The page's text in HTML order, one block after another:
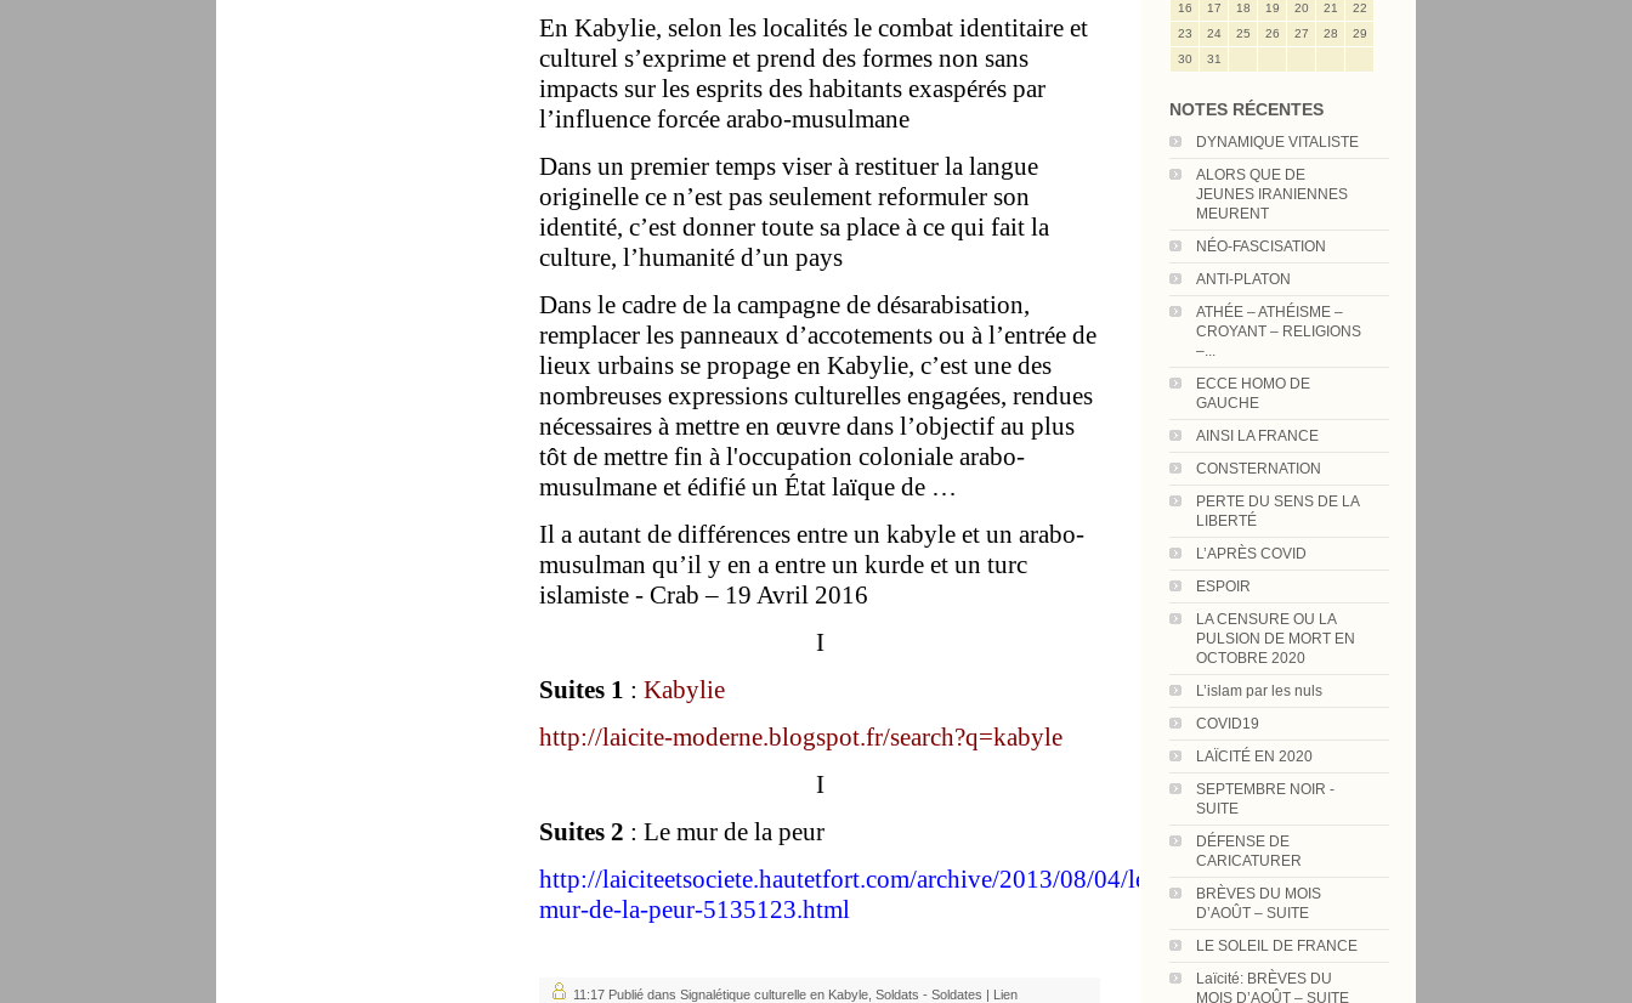
16
17 18 19 20 21
22
23
24 25 26 27 28
29
30
31
NOTES RÉCENTES
DYNAMIQUE VITALISTE
ALORS QUE DE
JEUNES IRANIENNES
MEURENT
NÉO-FASCISATION
ANTI-PLATON
ATHÉE – ATHÉISME –
CROYANT – RELIGIONS
–...
ECCE HOMO DE
GAUCHE
AINSI LA FRANCE
CONSTERNATION
PERTE DU SENS DE LA
LIBERTÉ
L’APRÈS COVID
ESPOIR
LA CENSURE OU LA
PULSION DE MORT EN
OCTOBRE 2020
L’islam par les nuls
COVID19
LAÏCITÉ EN 2020
SEPTEMBRE NOIR -
SUITE
DÉFENSE DE
CARICATURER
BRÈVES DU MOIS
D’AOÛT – SUITE
LE SOLEIL DE FRANCE
Laïcité: BRÈVES DU
MOIS D’AOÛT – SUITE
En Kabylie, selon les localités le combat identitaire et
culturel s’exprime et prend des formes non sans
impacts sur les esprits des habitants exaspérés par
l’influence forcée arabo-musulmane
Dans un premier temps viser à restituer la langue
originelle ce n’est pas seulement reformuler son
identité, c’est donner toute sa place à ce qui fait la
culture, l’humanité d’un pays
Dans le cadre de la campagne de désarabisation,
remplacer les panneaux d’accotements ou à l’entrée de
lieux urbains se propage en Kabylie, c’est une des
nombreuses expressions culturelles engagées, rendues
nécessaires à mettre en œuvre dans l’objectif au plus
tôt de mettre fin à l'occupation coloniale arabo-
musulmane et édifié un État laïque de …
Il a autant de différences entre un kabyle et un arabo-
musulman qu’il y en a entre un kurde et un turc
islamiste - Crab – 19 Avril 2016
I
Suites 1 : Kabylie
http://laicite-moderne.blogspot.fr/search?q=kabyle
I
Suites 2 : Le mur de la peur
http://laiciteetsociete.hautetfort.com/archive/2013/08/04/le-
mur-de-la-peur-5135123.html
11:17 Publié dans Signalétique culturelle en Kabyle Soldats - Soldates | Lien